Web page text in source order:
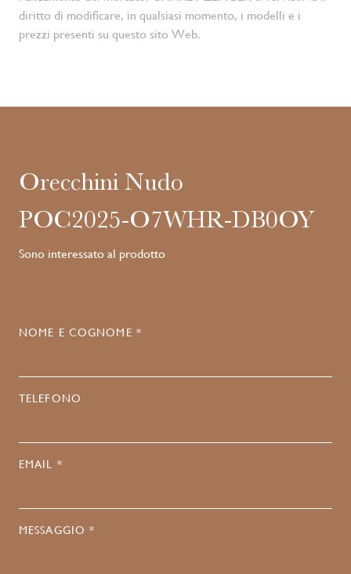
diritto di modificare, in qualsiasi momento, i modelli e i
prezzi presenti su questo sito Web.
Orecchini Nudo
POC2025-O7WHR-DB0OY
Sono interessato al prodotto
NOME E COGNOME *
TELEFONO
EMAIL *
MESSAGGIO *